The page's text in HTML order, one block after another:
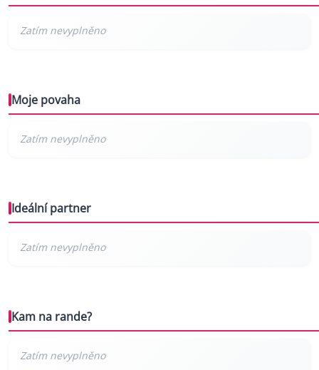
Moje povaha
Ideální partner
Kam na rande?